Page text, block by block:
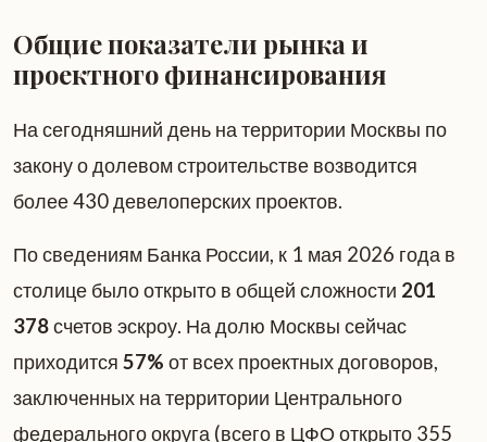
Общие показатели рынка и
проектного финансирования
На сегодняшний день на территории Москвы по
закону о долевом строительстве возводится
более 430 девелоперских проектов.
По сведениям Банка России, к 1 мая 2026 года в
столице было открыто в общей сложности 201
378счетов эскроу. На долю Москвы сейчас
приходится 57% от всех проектных договоров,
заключенных на территории Центрального
федерального округа (всего в ЦФО открыто 355